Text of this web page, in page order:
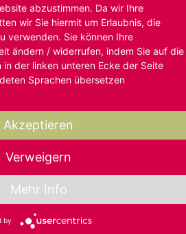
abzustimmen. Da wir Ihre
wir Sie hiermit um Erlaubnis, die
verwenden. Sie können Ihre
ändern / widerrufen, indem Sie auf die
in der linken unteren Ecke der Seite
Sprachen übersetzen
Akzeptieren
Verweigern
Mehr Info
by